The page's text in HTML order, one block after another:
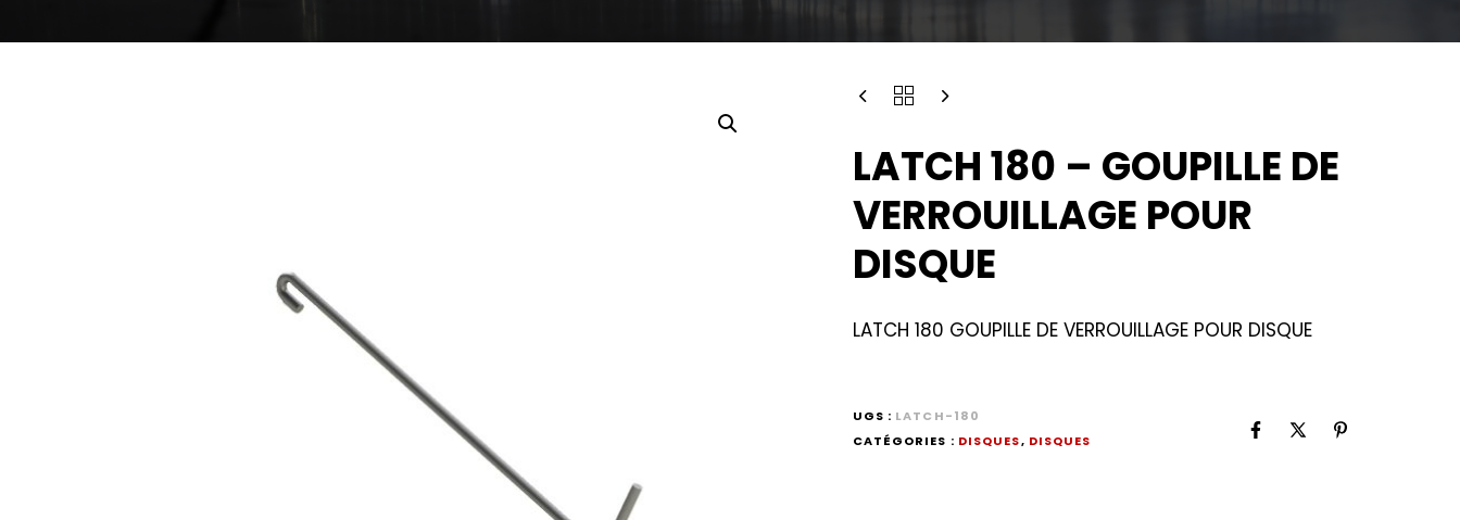
LATCH 180 – GOUPILLE DE
VERROUILLAGE POUR
DISQUE
LATCH 180 GOUPILLE DE VERROUILLAGE POUR DISQUE
UGS : LATCH-180
CATÉGORIES : DISQUES, DISQUES